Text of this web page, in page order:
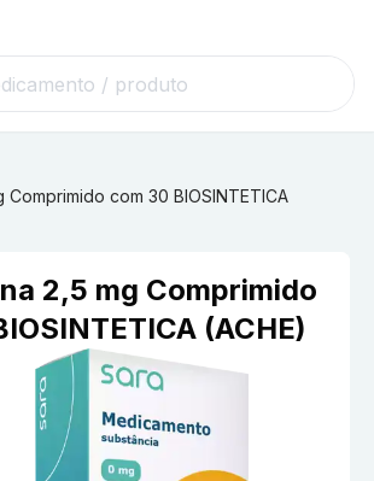
Comprimido com 30 BIOSINTETICA
2,5 mg Comprimido
(ACHE)